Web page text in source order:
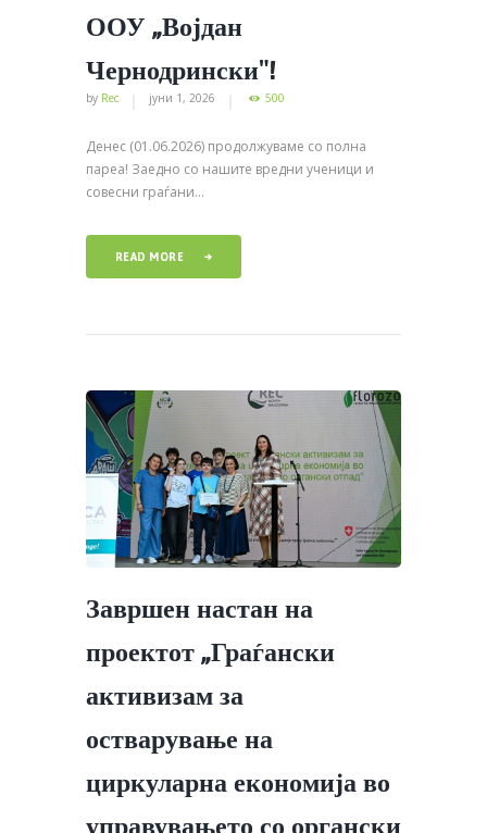
ООУ „Војдан
Чернодрински″!
by Rec јуни 1, 2026 500
Денес (01.06.2026) продолжуваме со полна
пареа! Заедно со нашите вредни ученици и
совесни граѓани...
READ MORE
Завршен настан на
проектот „Граѓански
активизам за
остварување на
циркуларна економија во
управувањето со органски